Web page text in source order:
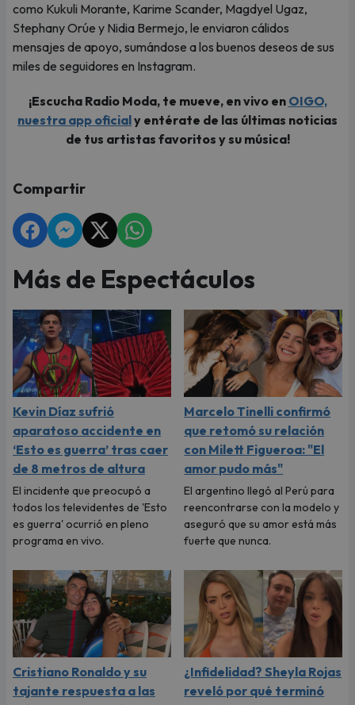
como Kukuli Morante, Karime Scander, Magdyel Ugaz,
Stephany Orúe y Nidia Bermejo, le enviaron cálidos
mensajes de apoyo, sumándose a los buenos deseos de sus
miles de seguidores en Instagram.
¡Escucha Radio Moda, te mueve, en vivo en OIGO,
nuestra app oficialy entérate de las últimas noticias
de tus artistas favoritos y su música!
Compartir
Más de Espectáculos
Kevin Díaz sufrió
aparatoso accidente en
‘Esto es guerra’ tras caer
de 8 metros de altura
El incidente que preocupó a
todos los televidentes de 'Esto
es guerra' ocurrió en pleno
programa en vivo.
Marcelo Tinelli confirmó
que retomó su relación
con Milett Figueroa: "El
amor pudo más"
El argentino llegó al Perú para
reencontrarse con la modelo y
aseguró que su amor está más
fuerte que nunca.
Cristiano Ronaldo y su
tajante respuesta a las
¿Infidelidad? Sheyla Rojas
reveló por qué terminó